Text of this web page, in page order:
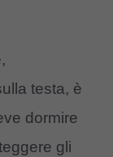
testa, è
dormire
gli